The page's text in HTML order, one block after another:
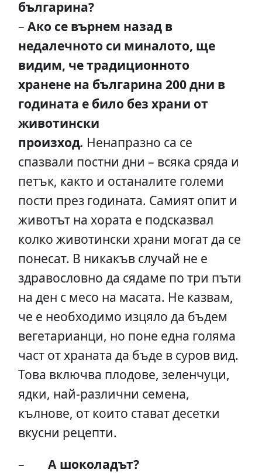
българина?
– Ако се върнем назад в
недалечното си миналото, ще
видим, че традиционното
хранене на българина 200 дни в
годината е било без храни от
животински
произход. Ненапразно са се
спазвали постни дни – всяка сряда и
петък, както и останалите големи
пости през годината. Самият опит и
животът на хората е подсказвал
колко животински храни могат да се
понесат. В никакъв случай не е
здравословно да сядаме по три пъти
на ден с месо на масата. Не казвам,
че е необходимо изцяло да бъдем
вегетарианци, но поне една голяма
част от храната да бъде в суров вид.
Това включва плодове, зеленчуци,
ядки, най-различни семена,
кълнове, от които стават десетки
вкусни рецепти.
– А шоколадът?